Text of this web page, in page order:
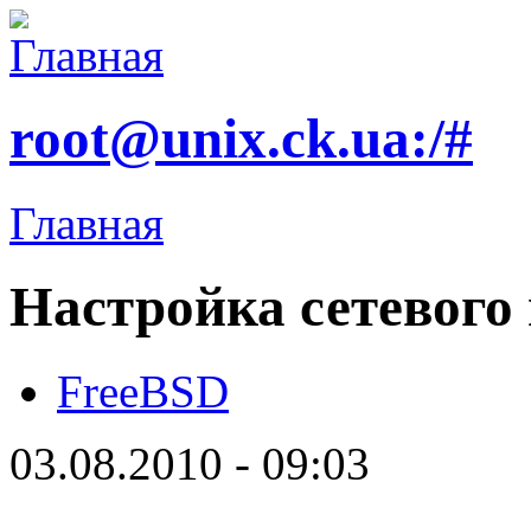
root@unix.ck.ua:/#
Главная
Настройка
FreeBSD
03.08.2010 - 09:03